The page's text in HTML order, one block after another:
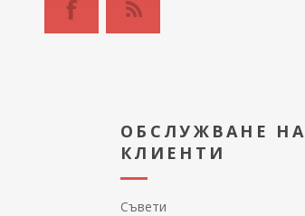
ОБСЛУЖВАНЕ НА
КЛИЕНТИ
Съвети